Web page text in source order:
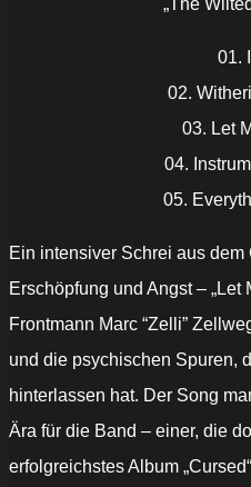
„The
01.
02.
03. Let
04.
05.
Ein intensiver Schrei aus dem
Erschöpfung und Angst – „Let
Frontmann Marc “Zelli”
und die psychischen Spuren,
hinterlassen hat. Der Song
Ära für die Band – einer, die
erfolgreichstes Album